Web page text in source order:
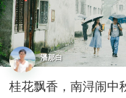
潘那白
桂花飘香，南浔闹中